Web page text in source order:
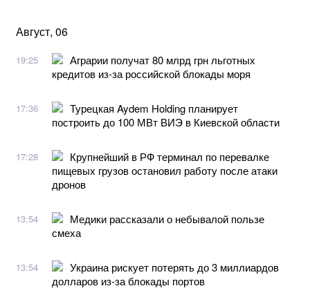
Август, 06
19:25
Аграрии получат 80 млрд грн льготных
кредитов из-за российской блокады моря
17:36
Турецкая Aydem Holding планирует
построить до 100 МВт ВИЭ в Киевской области
17:28
Крупнейший в РФ терминал по перевалке
пищевых грузов остановил работу после атаки
дронов
13:54
Медики рассказали о небывалой пользе
смеха
13:54
Украина рискует потерять до 3 миллиардов
долларов из-за блокады портов